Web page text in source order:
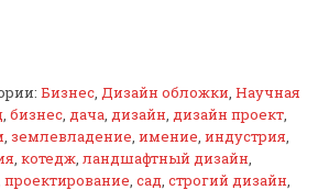
Бизнес, Дизайн обложки, Научная
, бизнес, дача, дизайн, дизайн проект,
, землевладение, имение, индустрия,
, котедж, ландшафтный дизайн,
проектирование, сад, строгий дизайн,